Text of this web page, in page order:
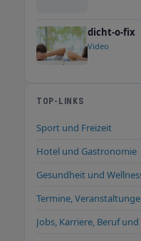
dicht-o-fix
Video
TOP-LINKS
Sport und Freizeit
Hotel und Gastronomie
Gesundheit und
Termine,
Jobs, Karriere, Beruf